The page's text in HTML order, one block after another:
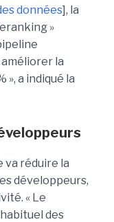
données], la
»
la
», a indiqué la
va réduire la
développeurs,
« Le
des